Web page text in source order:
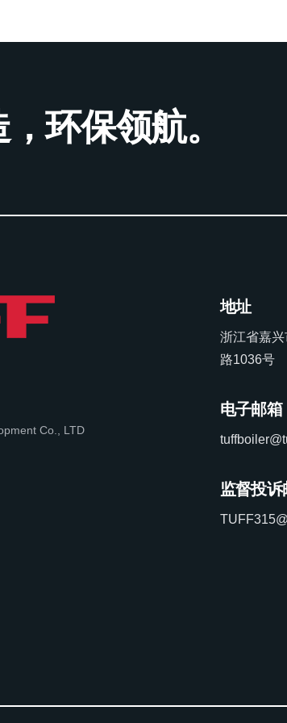
环保领航。
Co., LTD
地址
浙江省嘉
路1036号
电子邮箱
监督投诉